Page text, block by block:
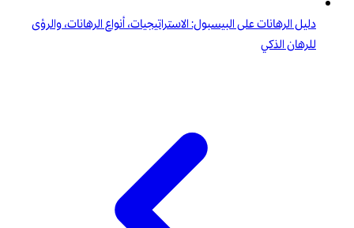
دليل الرهانات على البيسبول: الاستراتيجيات، أنواع الرهانات، والرؤى
للرهان الذكي